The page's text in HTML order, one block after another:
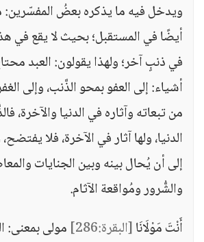
ويدخل فيه ما يذكره بعضُ
أيضًا في المستقبل؛ بحيث لا يقع في
في ذنبٍ آخر؛ ولهذا يقولون: العبد
أشياء: إلى العفو بمحو الذَّنب، وإلى
من تبعاته وآثاره في الدنيا والآخرة،
الدنيا، ولها آثار في الآخرة، فلا
إلى أن يُحال بينه وبين الجنايات
والشُّرور ومُواقعة الآثام.
أَنْتَ مَوْلَانَا[البقرة:286]
مولى بمعنى: